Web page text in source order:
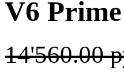
V6
14'560.00